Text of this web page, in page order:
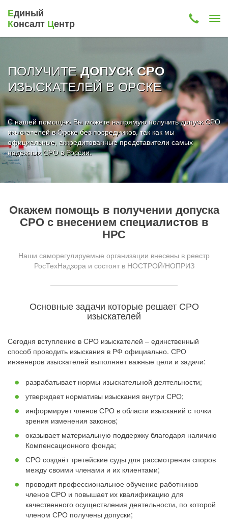
Единый
Консалт Центр
ПОЛУЧИТЕДОПУСК СРО
ИЗЫСКАТЕЛЕЙ В ОРСКЕ
С нашей помощью Вы можете напрямую получить допуск СРО
изыскателей в Орске без посредников, так как мы
официальные, аккредитованные представители самых
надежных СРО в России.
Окажем помощь в получении допуска
СРО с внесением специалистов в
НРС
Наши саморегулируемые организации внесены в реестр
РосТехНадзора и состоят в НОСТРОЙ/НОПРИЗ
Основные задачи которые решает СРО
изыскателей
Сегодня вступление в СРО изыскателей – единственный
способ проводить изыскания в РФ официально. СРО
инженеров изыскателей выполняет важные цели и задачи:
разрабатывает нормы изыскательной деятельности;
утверждает нормативы изыскания внутри СРО;
информирует членов СРО в области изысканий с точки
зрения изменения законов;
оказывает материальную поддержку благодаря наличию
Компенсационного фонда;
СРО создаёт третейские суды для рассмотрения споров
между своими членами и их клиентами;
проводит профессиональное обучение работников
членов СРО и повышает их квалификацию для
качественного осуществления деятельности, по которой
членом СРО получены допуски;